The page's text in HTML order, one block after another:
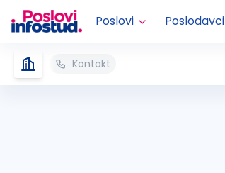
Poslovi Poslodavci
Kontakt